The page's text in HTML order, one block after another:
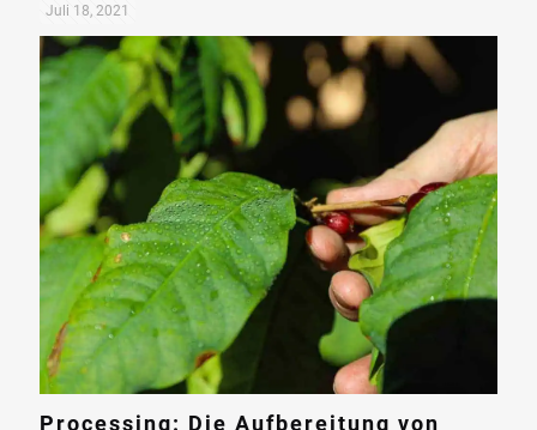
Juli 18, 2021
Processing: Die Aufbereitung von